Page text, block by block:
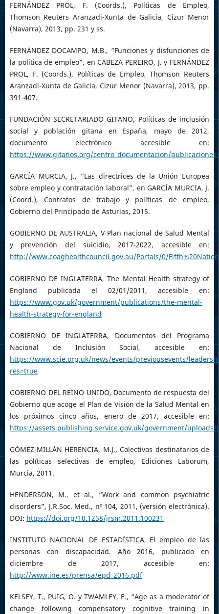
FERNÁNDEZ PROL, F. (Coords.), Políticas de Empleo,
Thomson Reuters Aranzadi-Xunta de Galicia, Cizur Menor
(Navarra), 2013, pp. 231 y ss.
FERNÁNDEZ DOCAMPO, M.B., “Funciones y disfunciones de
la política de empleo”, en CABEZA PEREIRO, J. y FERNÁNDEZ
PROL, F. (Coords.), Políticas de Empleo, Thomson Reuters
Aranzadi-Xunta de Galicia, Cizur Menor (Navarra), 2013, pp.
391-407.
FUNDACIÓN SECRETARIADO GITANO, Políticas de inclusión
social y población gitana en España, mayo de 2012,
documento electrónico accesible en:
https://www.gitanos.org/centro_documentacion/
GARCÍA MURCIA, J., “Las directrices de la Unión Europea
sobre empleo y contratación laboral”, en GARCÍA MURCIA, J.
(Coord.), Contratos de trabajo y políticas de empleo,
Gobierno del Principado de Asturias, 2015.
GOBIERNO DE AUSTRALIA, V Plan nacional de Salud Mental
y prevención del suicidio, 2017-2022, accesible en:
http://www.coaghealthcouncil.gov.au/Portals/0/
GOBIERNO DE INGLATERRA, The Mental Health strategy of
England publicada el 02/01/2011, accesible en:
https://www.gov.uk/government/publications/the-mental-
health-strategy-for-england
GOBIERNO DE INGLATERRA, Documentos del Programa
Nacional de Inclusión Social, accesible en:
https://www.scie.org.uk/news/events/previousevents/
res=true
GOBIERNO DEL REINO UNIDO, Documento de respuesta del
Gobierno que acoge el Plan de Visión de la Salud Mental en
los próximos cinco años, enero de 2017, accesible en:
https://assets.publishing.service.gov.uk/government/uploads/
GÓMEZ-MILLÁN HERENCIA, M.J., Colectivos destinatarios de
las políticas selectivas de empleo, Ediciones Laborum,
Murcia, 2011.
HENDERSON, M., et al., “Work and common psychiatric
disorders”, J.R.Soc. Med., nº 104, 2011, (versión electrónica).
DOI: https://doi.org/10.1258/jrsm.2011.100231
INSTITUTO NACIONAL DE ESTADÍSTICA, El empleo de las
personas con discapacidad. Año 2016, publicado en
diciembre de 2017, accesible en:
http://www.ine.es/prensa/epd_2016.pdf
KELSEY, T., PUIG, O. y TWAMLEY, E., “Age as a moderator of
change following compensatory cognitive training in